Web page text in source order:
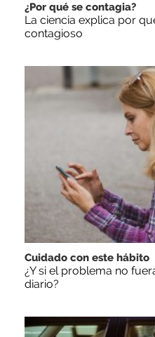
¿Por qué se contagia?
La ciencia explica por
contagioso
Cuidado con este hábito
¿Y si el problema no
diario?